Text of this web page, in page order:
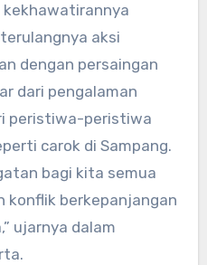
kekhawatirannya
aksi
dengan persaingan
dari pengalaman
peristiwa-peristiwa
carok di Sampang.
bagi kita semua
konflik berkepanjangan
ujarnya dalam